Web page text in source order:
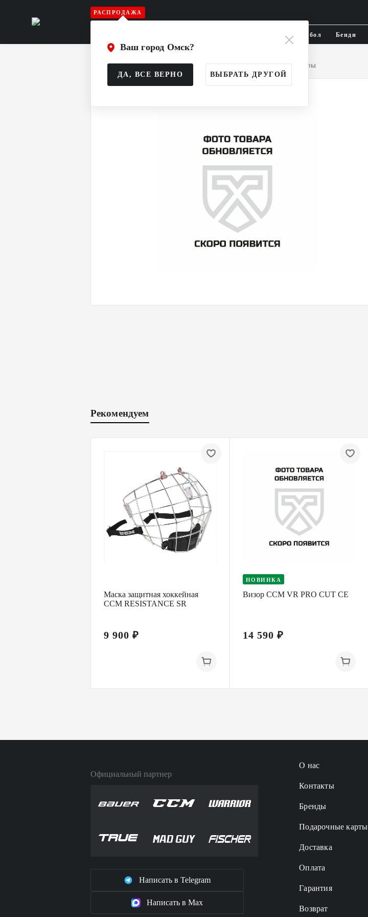
РАСПРОДАЖА
Флорбол Бенди
Ваш город Омск?
ДА, ВСЕ ВЕРНО ВЫБРАТЬ ДРУГОЙ
Главная Каталог Игрок Шлем игрока Маски и визоры
Рекомендуем
Маска защитная хоккейная
CCM RESISTANCE SR
9 900 ₽
НОВИНКА
Визор CCM VR PRO CUT CE
14 590 ₽
Официальный партнер
Написать в Telegram
Написать в Max
О нас
Контакты
Бренды
Подарочные карты
Доставка
Оплата
Гарантия
Возврат